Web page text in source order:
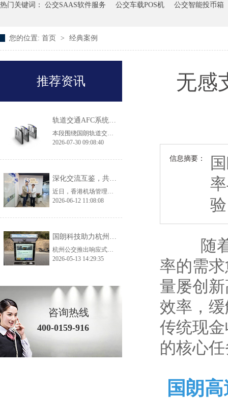
热门关键词： 公交SAAS软件服务 公交车载POS机 公交智能投币箱
您的位置: 首页 > 经典案例
无感
信息摘要：
随着国
率的需
量屡创
效率，
传统现
的核心
国朗
推荐资讯
轨道交通AFC系统产品·常见问答
本段围绕国朗轨道交通 AFC 闸机、自助售票机选型常见问题作出解答：翼闸适配高客流地铁换乘大站，拍打门机身轻薄，适用于客流平缓线路及实名制核验场景；43 寸大屏 TVM 售票机兼容境内外多种支付方式，可落地跨境交通枢纽项目；无障碍通行无需单独采购设备，直接选用原厂 900mm 加宽通道闸机即可满足轮椅、大件行李通行规范，两款闸机都具备消防、断电自动放行的安全配置。
2026-07-30 09:08:40
深化交流互鉴，共促品质升级｜香港机场管理局莅临国朗科技参观考察
近日，香港机场管理局考察团一行莅临国朗科技开展实地参观考察与深度交流，公司核心管理层及相关业务、技术负责人全程陪同接待。考察团先后走进公司生产加工厂、总部办公及产品展示中心，全方位、多角度调研公司生产实力、品控体系与核心产品体系，为双方后续深化交流、探索合作契机奠定了坚实基础。 考察首站，香港机场管理局考察团深入国朗科技加工厂生产一线，实地走访生产车间、工艺加工区、品质检测区等核心区域。在参观过
2026-06-12 11:08:08
国朗科技助力杭州预约公交——打造城市智慧出行新范式
杭州公交推出响应式智慧出行方案，通过AI调度和分时运营解决运力不足与空驶问题，实现高效、便捷、全龄友好的城市出行。
2026-05-13 14:29:35
咨询热线
400-0159-916